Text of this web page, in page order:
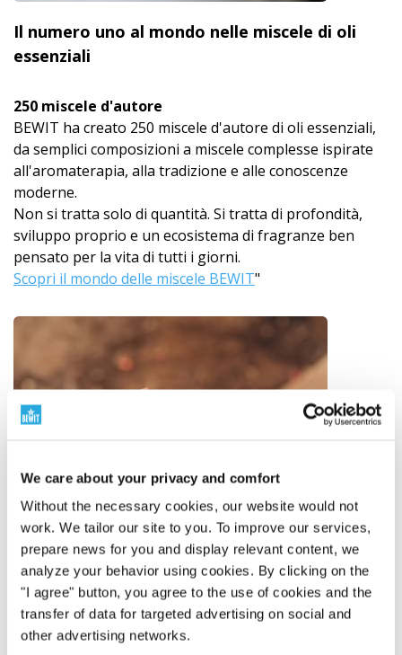
We care about your privacy and comfort
Without the necessary cookies, our website would not
work. We tailor our site to you. To improve our services,
prepare news for you and display relevant content, we
analyze your behavior using cookies. By clicking on the
"I agree" button, you agree to the use of cookies and the
transfer of data for targeted advertising on social and
other advertising networks.
Il numero uno al mondo nelle miscele di oli
essenziali
250 miscele d'autore
BEWIT ha creato 250 miscele d'autore di oli essenziali,
da semplici composizioni a miscele complesse ispirate
all'aromaterapia, alla tradizione e alle conoscenze
moderne.
Non si tratta solo di quantità. Si tratta di profondità,
sviluppo proprio e un ecosistema di fragranze ben
pensato per la vita di tutti i giorni.
Scopri il mondo delle miscele BEWIT"